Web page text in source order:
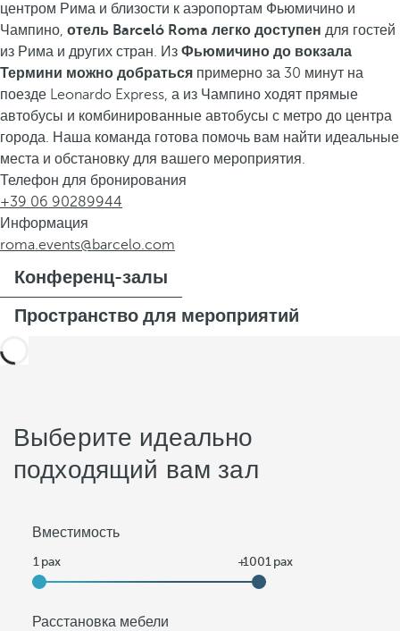
центром Рима и близости к аэропортам Фьюмичино и
Чампино, отель Barceló Roma легко доступен для гостей
из Рима и других стран. Из Фьюмичино до вокзала
Термини можно добраться примерно за 30 минут на
поезде Leonardo Express, а из Чампино ходят прямые
автобусы и комбинированные автобусы с метро до центра
города. Наша команда готова помочь вам найти идеальные
места и обстановку для вашего мероприятия.
Телефон для бронирования
+39 06 90289944
Информация
roma.events@barcelo.com
Конференц-залы
Пространство для мероприятий
Выберите идеально
подходящий вам зал
Вместимость
Расстановка мебели